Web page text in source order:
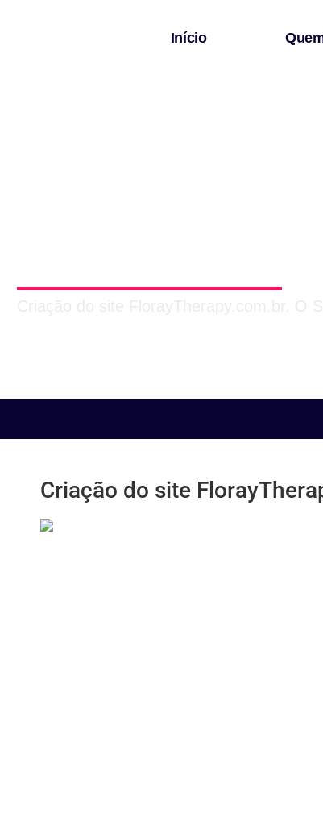
Início
Criação do site